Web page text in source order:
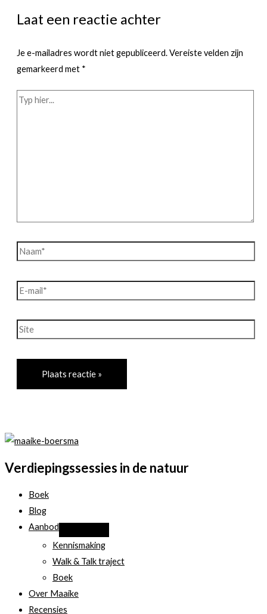
Laat een reactie achter
Je e-mailadres wordt niet gepubliceerd.Vereiste velden zijn
gemarkeerd met *
Typ
Naam*
E-
Site
Verdiepingssessies in de natuur
Boek
Blog
Aanbod
Kennismaking
Walk & Talk traject
Boek
Over Maaike
Recensies